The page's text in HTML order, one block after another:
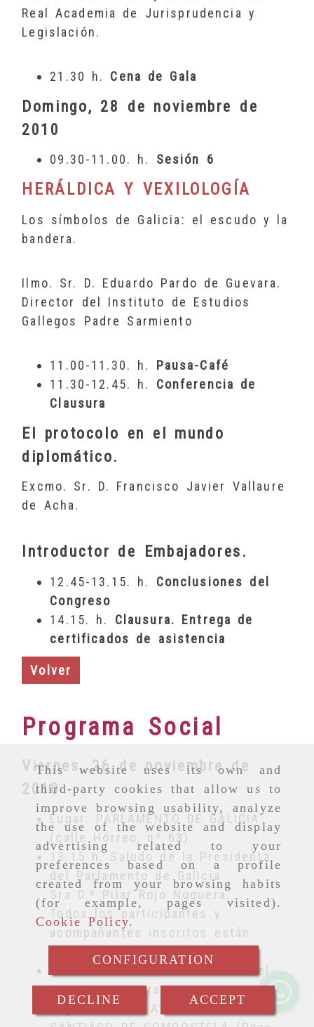
This website uses its own and
third-party cookies that allow us to
improve browsing usability, analyze
the use of the website and display
advertising related to your
preferences based on a profile
created from your browsing habits
(for example, pages visited).
Cookie Policy.
CONFIGURATION
DECLINE ACCEPT
Real Academia de Jurisprudencia y
Legislación.
21.30 h. Cena de Gala
Domingo, 28 de noviembre de
2010
09.30-11.00. h. Sesión 6
HERÁLDICA Y VEXILOLOGÍA
Los símbolos de Galicia: el escudo y la
bandera.
Ilmo. Sr. D. Eduardo Pardo de Guevara.
Director del Instituto de Estudios
Gallegos Padre Sarmiento
11.00-11.30. h. Pausa-Café
11.30-12.45. h. Conferencia de
Clausura
El protocolo en el mundo
diplomático.
Excmo. Sr. D. Francisco Javier Vallaure
de Acha.
Introductor de Embajadores.
12.45-13.15. h. Conclusiones del
Congreso
14.15. h.
Clausura. Entrega de
certificados de asistencia
Volver
Programa Social
Viernes, 26 de noviembre de
2010
Lugar: PARLAMENTO DE GALICIA
(calle Hórreo, nº 63)
13.15 h. Saludo de la Presidenta
del Parlamento de Galicia
Sra D.ª Pilar Rojo Noguera.
Todos los participantes y
acompañantes inscritos están
14.00 h. Coktail en el Museo del
Arte Contemporaneo
Lugar: EXCMO. AYUNTAMIENTO DE